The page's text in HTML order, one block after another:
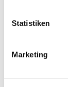
Statistiken
Marketing